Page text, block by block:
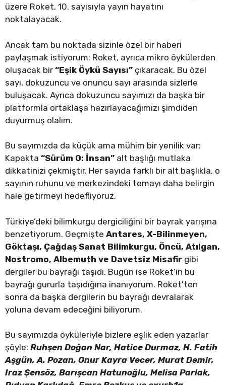
üzere Roket, 10. sayısıyla yayın hayatını
noktalayacak.
Ancak tam bu noktada sizinle özel bir haberi
paylaşmak istiyorum: Roket, ayrıca mikro öykülerden
oluşacak bir “Eşik Öykü Sayısı” çıkaracak. Bu özel
sayı, dokuzuncu ve onuncu sayı arasında sizlerle
buluşacak. Ayrıca dokuzuncu sayımızı da başka bir
platformla ortaklaşa hazırlayacağımızı şimdiden
duyurmuş olalım.
Bu sayımızda da küçük ama mühim bir yenilik var:
Kapakta “Sürüm 0: İnsan” alt başlığı mutlaka
dikkatinizi çekmiştir. Her sayıda farklı bir alt başlıkla, o
sayının ruhunu ve merkezindeki temayı daha belirgin
hale getirmeyi hedefliyoruz.
Türkiye’deki bilimkurgu dergiciliğini bir bayrak yarışına
benzetiyorum. Geçmişte Antares, X-Bilinmeyen,
Göktaşı, Çağdaş Sanat Bilimkurgu, Öncü, Atılgan,
Nostromo, Albemuth ve Davetsiz Misafir gibi
dergiler bu bayrağı taşıdı. Bugün ise Roket’in bu
bayrağı gururla taşıdığına inanıyorum. Roket’ten
sonra da başka dergilerin bu bayrağı devralarak
yoluna devam edeceğini biliyorum.
Bu sayımızda öyküleriyle bizlere eşlik eden yazarlar
şöyle: Ruhşen Doğan Nar, Hatice Durmaz, H. Fatih
Aşgün, A. Pozan, Onur Kayra Vecer, Murat Demir,
Iraz Şensöz, Barışcan Hatunoğlu, Melisa Parlak,